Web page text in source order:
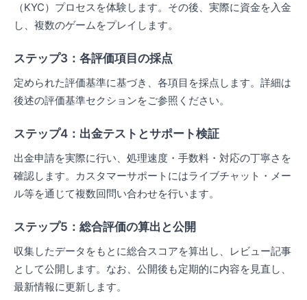
（KYC）プロセスを体験します。その後、実際に資金を入金
し、複数のゲームをプレイします。
ステップ3：各評価項目の採点
定められた評価基準に基づき、各項目を採点します。詳細は
後述の評価基準セクションをご参照ください。
ステップ4：出金テストとサポート検証
出金申請を実際に行い、処理速度・手数料・対応の丁寧さを
確認します。カスタマーサポートにはライブチャット・メー
ル等を通じて複数回問い合わせを行います。
ステップ5：総合評価の算出と公開
収集したデータをもとに総合スコアを算出し、レビュー記事
として公開します。なお、公開後も定期的に内容を見直し、
最新情報に更新します。